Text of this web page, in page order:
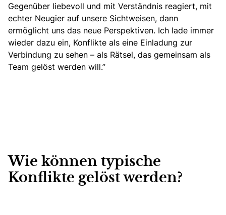
Gegenüber liebevoll und mit Verständnis reagiert, mit
echter Neugier auf unsere Sichtweisen, dann
ermöglicht uns das neue Perspektiven. Ich lade immer
wieder dazu ein, Konflikte als eine Einladung zur
Verbindung zu sehen – als Rätsel, das gemeinsam als
Team gelöst werden will.”
Wie können typische
Konflikte gelöst werden?